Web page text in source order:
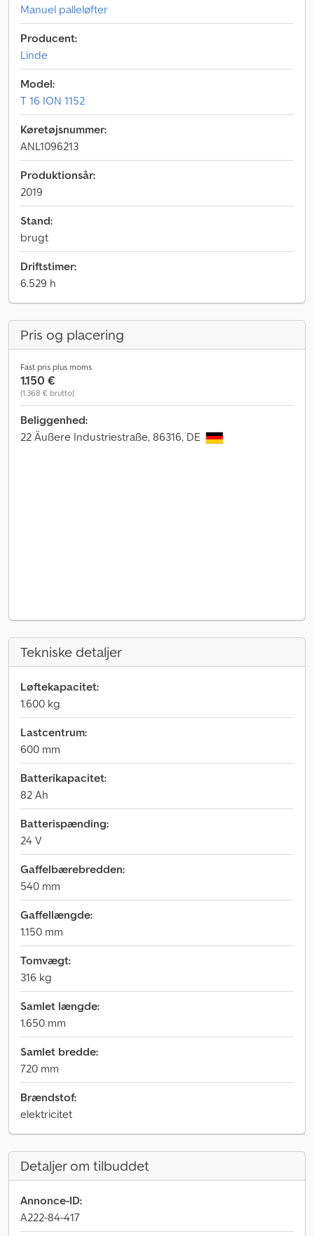
Manuel palleløfter
Producent:
Linde
Model:
T 16 ION 1152
Køretøjsnummer:
ANL1096213
Produktionsår:
2019
Stand:
brugt
Driftstimer:
6.529 h
Pris og placering
Fast pris plus moms
1.150 €
(1.368 € brutto)
Beliggenhed:
22 Äußere Industriestraße, 86316, DE
Tekniske detaljer
Løftekapacitet:
1.600 kg
Lastcentrum:
600 mm
Batterikapacitet:
82 Ah
Batterispænding:
24 V
Gaffelbærebredden:
540 mm
Gaffellængde:
1.150 mm
Tomvægt:
316 kg
Samlet længde:
1.650 mm
Samlet bredde:
720 mm
Brændstof:
elektricitet
Detaljer om tilbuddet
Annonce-ID:
A222-84-417